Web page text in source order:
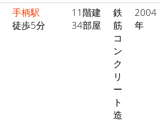
手柄駅
徒歩5分
11階建
34部屋
鉄
筋
コ
ン
ク
リ
ー
ト
造
2004
年